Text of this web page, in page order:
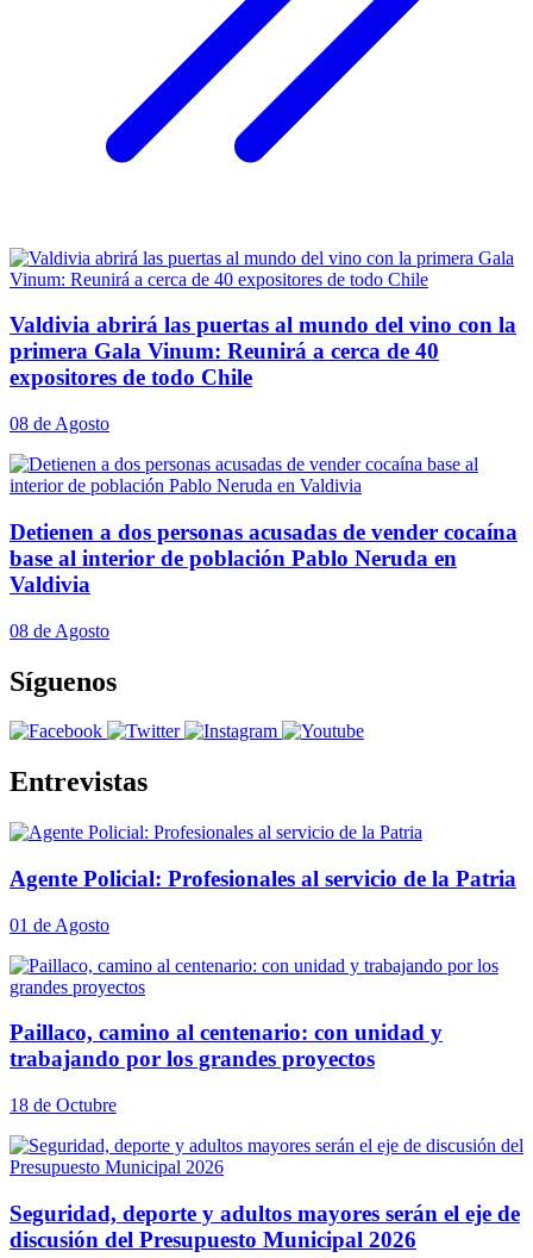
Valdivia abrirá las puertas al mundo del vino con la
primera Gala Vinum: Reunirá a cerca de 40
expositores de todo Chile
08 de Agosto
Detienen a dos personas acusadas de vender cocaína
base al interior de población Pablo Neruda en
Valdivia
08 de Agosto
Síguenos
Entrevistas
Agente Policial: Profesionales al servicio de la Patria
01 de Agosto
Paillaco, camino al centenario: con unidad y
trabajando por los grandes proyectos
18 de Octubre
Seguridad, deporte y adultos mayores serán el eje de
discusión del Presupuesto Municipal 2026